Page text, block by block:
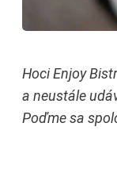
Hoci Enjoy
a neustále
Poďme sa